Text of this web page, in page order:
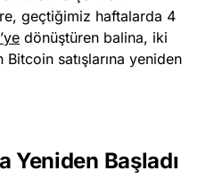
geçtiğimiz haftalarda 4
dönüştüren balina, iki
Bitcoin satışlarına yeniden
Yeniden Başladı